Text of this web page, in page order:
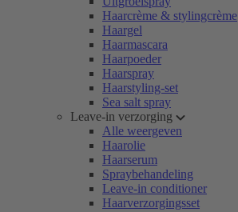
Haarcrème & stylingcrème
Haargel
Haarmascara
Haarpoeder
Haarspray
Haarstyling-set
Sea salt spray
Leave-in verzorging
Alle weergeven
Haarolie
Haarserum
Spraybehandeling
Leave-in conditioner
Haarverzorgingsset